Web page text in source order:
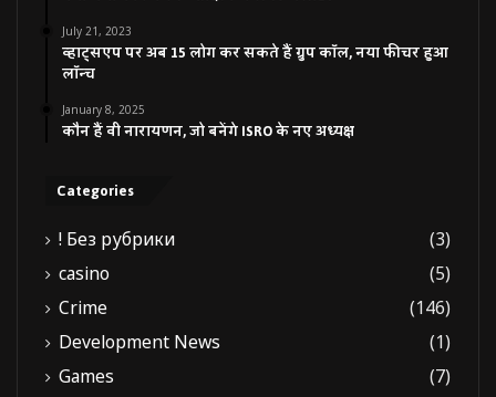
July 21, 2023
व्हाट्सएप पर अब 15 लोग कर सकते हैं ग्रुप कॉल, नया फीचर हुआ
लॉन्च
January 8, 2025
कौन हैं वी नारायणन, जो बनेंगे ISRO के नए अध्यक्ष
Categories
! Без рубрики
(3)
casino
(5)
Crime
(146)
Development News
(1)
Games
(7)